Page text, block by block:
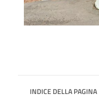
INDICE DELLA PAGINA